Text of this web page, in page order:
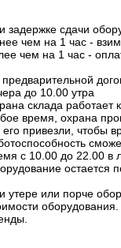
задержке сдачи
чем на 1 час -
чем на 1 час -
до 10.00 утра
склада работает
время, охрана
привезли, чтобы
с 10.00 до 22.00 в
остается
утере или порче